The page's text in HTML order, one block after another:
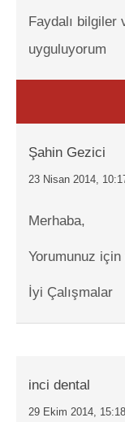
Faydalı
uyguluyorum
Şahin Gezici
23 Nisan 2014,
Merhaba,
Yorumunuz
İyi Çalışmalar
inci dental
29 Ekim 2014, 15:18